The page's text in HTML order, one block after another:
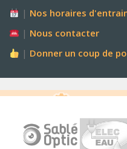
| Nos horaires
| Nous contacter
| Donner un coup de